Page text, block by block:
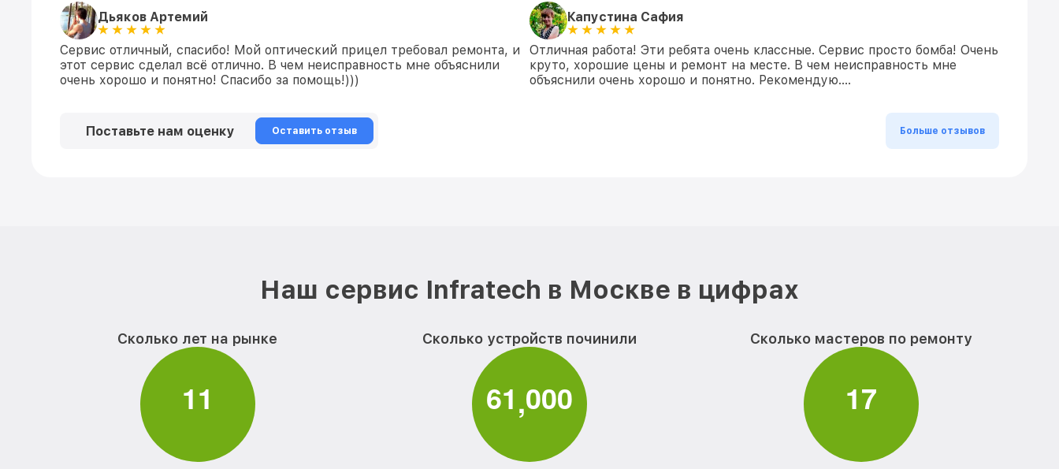
Дьяков Артемий
Сервис отличный, спасибо! Мой оптический прицел требовал ремонта, и
этот сервис сделал всё отлично. В чем неисправность мне объяснили
очень хорошо и понятно! Спасибо за помощь!)))
Капустина Сафия
Отличная работа! Эти ребята очень классные. Сервис просто бомба! Очень
круто, хорошие цены и ремонт на месте. В чем неисправность мне
объяснили очень хорошо и понятно. Рекомендую….
Поставьте нам оценку Оставить отзыв Больше отзывов
Наш сервис Infratech в Москве в цифрах
Сколько лет на рынке
11
Сколько устройств починили
61,000
Сколько мастеров по ремонту
17